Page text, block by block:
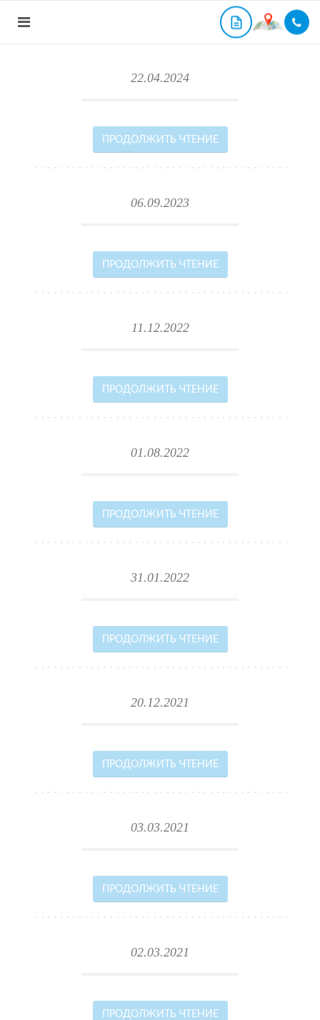
22.04.2024
ПРОДОЛЖИТЬ ЧТЕНИЕ
06.09.2023
ПРОДОЛЖИТЬ ЧТЕНИЕ
11.12.2022
ПРОДОЛЖИТЬ ЧТЕНИЕ
01.08.2022
ПРОДОЛЖИТЬ ЧТЕНИЕ
31.01.2022
ПРОДОЛЖИТЬ ЧТЕНИЕ
20.12.2021
ПРОДОЛЖИТЬ ЧТЕНИЕ
03.03.2021
ПРОДОЛЖИТЬ ЧТЕНИЕ
02.03.2021
ПРОДОЛЖИТЬ ЧТЕНИЕ